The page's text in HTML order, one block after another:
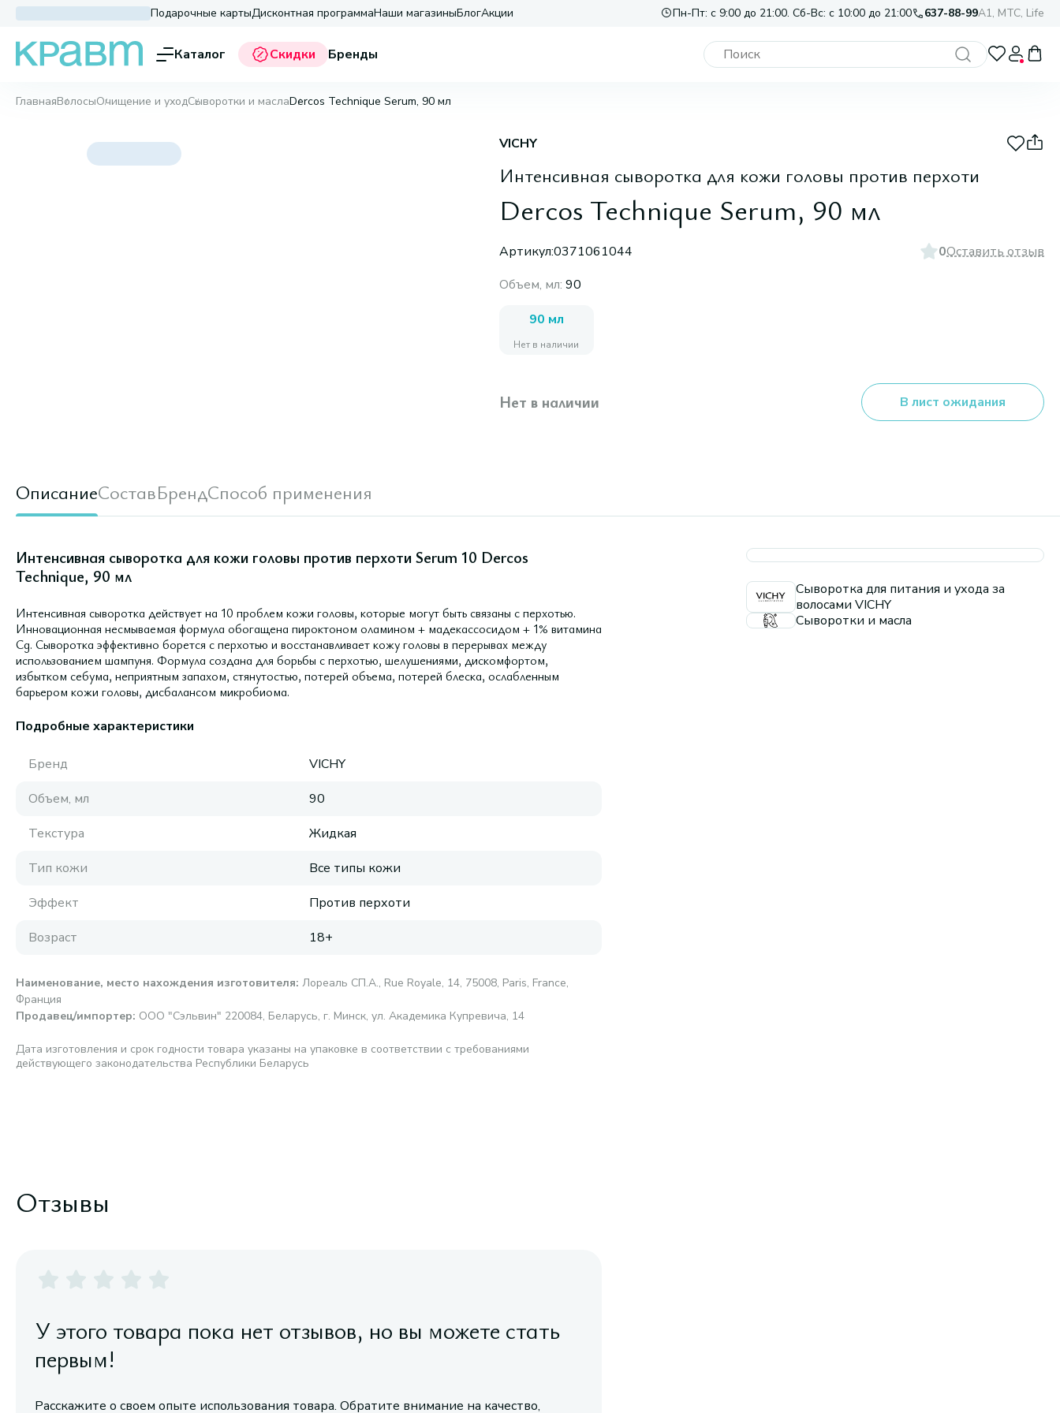
Подарочные картыДисконтная программаНаши магазиныБлогАкции Пн-Пт: с 9:00 до 21:00. Сб-Вс: с 10:00 до 21:00 637-88-99A1, МТС, Life
Каталог Скидки Бренды
ГлавнаяВолосыОчищение и уходСыворотки и маслаDercos Technique Serum, 90 мл
VICHY
Интенсивная сыворотка для кожи головы против перхоти
Dercos Technique Serum, 90 мл
Артикул:0371061044 0Оставить отзыв
Объем, мл: 90
90 мл
Нет в наличии
Нет в наличии В лист ожидания
ОписаниеСоставБрендСпособ применения
Интенсивная сыворотка для кожи головы против перхоти Serum 10 Dercos
Technique, 90 мл
Интенсивная сыворотка действует на 10 проблем кожи головы, которые могут быть связаны с перхотью.
Инновационная несмываемая формула обогащена пироктоном оламином + мадекассосидом + 1% витамина
Cg. Сыворотка эффективно борется с перхотью и восстанавливает кожу головы в перерывах между
использованием шампуня. Формула создана для борьбы c перхотью, шелушениями, дискомфортом,
избытком себума, неприятным запахом, стянутостью, потерей объема, потерей блеска, ослабленным
барьером кожи головы, дисбалансом микробиома.
Подробные характеристики
Бренд
VICHY
Объем, мл
90
Текстура
Жидкая
Тип кожи
Все типы кожи
Эффект
Против перхоти
Возраст
18+
Наименование, место нахождения изготовителя: Лореаль СП.А., Rue Royale, 14, 75008, Paris, France,
Франция
Продавец/импортер: ООО "Сэльвин" 220084, Беларусь, г. Минск, ул. Академика Купревича, 14
Дата изготовления и срок годности товара указаны на упаковке в соответствии с требованиями
действующего законодательства Республики Беларусь
Сыворотка для питания и ухода за
волосами VICHY
Сыворотки и масла
Отзывы
У этого товара пока нет отзывов, но вы можете стать
первым!
Расскажите о своем опыте использования товара. Обратите внимание на качество,